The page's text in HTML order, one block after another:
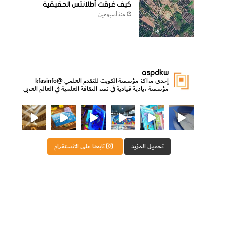
كيف غرقت أطلانتس الحقيقية
منذ أسبوعين
aspdkw
إحدى مراكز مؤسسة الكويت للتقدم العلمي@kfasinfo
مؤسسة ريادية قيادية في نشر الثقافة العلمية في العالم العربي
ووزير الدولة لشؤون الش
من الأعماق نكتشف ومن الكتب نتعلّم⁨ رجعنا! ما كنّا بعيد! مجهزين لكم كل جديد!⁩
تحميل المزيد تابعنا على الانستقرام